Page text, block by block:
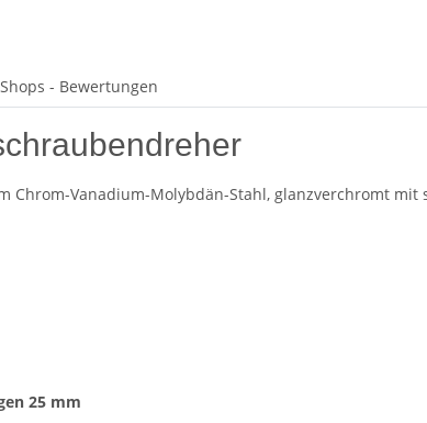
- Bewertungen
Vanadium-Molybdän-Stahl, glanzverchromt mit
25 mm